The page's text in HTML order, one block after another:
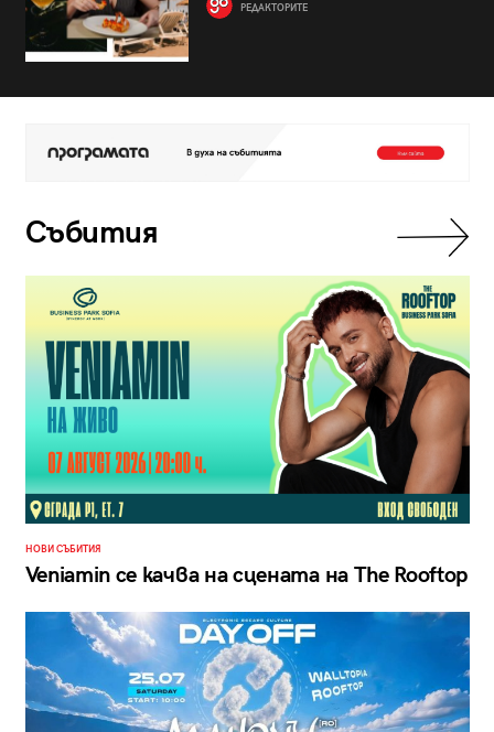
РЕДАКТОРИТЕ
Събития
НОВИ СЪБИТИЯ
Veniamin се качва на сцената на The Rooftop